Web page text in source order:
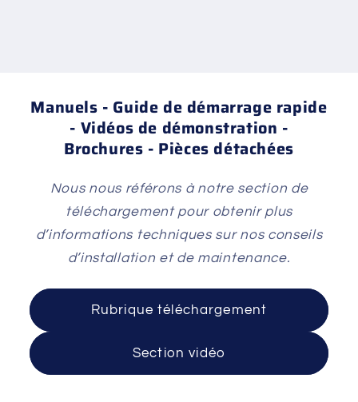
Manuels - Guide de démarrage rapide
- Vidéos de démonstration -
Brochures - Pièces détachées
Nous nous référons à notre section de
téléchargement pour obtenir plus
d’informations techniques sur nos conseils
d’installation et de maintenance.
Rubrique téléchargement
Section vidéo